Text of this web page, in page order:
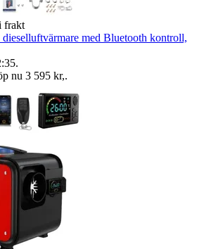
frakt
med Bluetooth kontroll,
.
nu 3 595 kr,.